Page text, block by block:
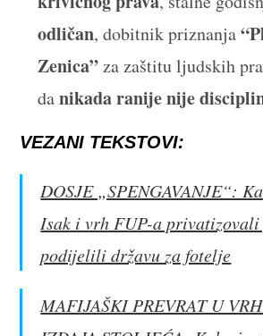
odličan, dobitnik priznanja
Zenica”za zaštitu ljudskih
danikada ranije nije
VEZANI TEKSTOVI:
DOSJE „SPENGAVANJE“:
Isak i vrh FUP-a
podijelili državu za fotelje
MAFIJAŠKI PREVRAT U